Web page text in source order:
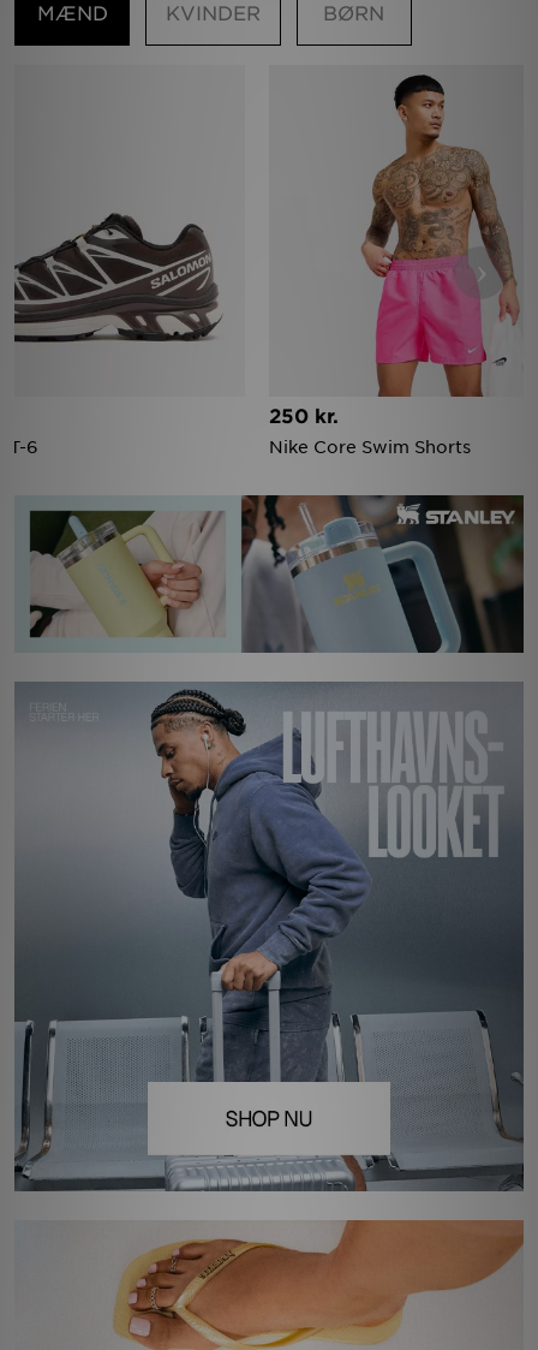
MÆND KVINDER BØRN
6 Nike Core Swim Shorts
250 kr.
‹ ›